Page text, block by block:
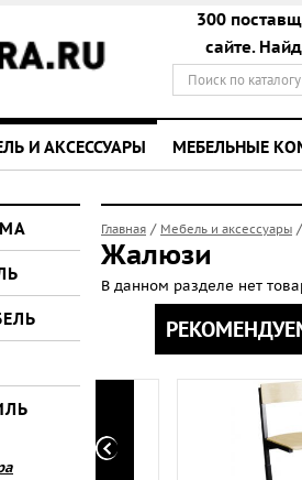
300
сайте.
И АКСЕССУАРЫ МЕБЕЛЬНЫЕ
Главная / Мебель и аксессуары
Жалюзи
В данном разделе нет